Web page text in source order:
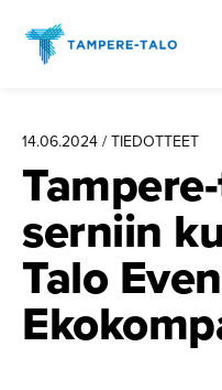
sisältöön
14.06.2024 / TIEDOTTEET
serniin
Talo